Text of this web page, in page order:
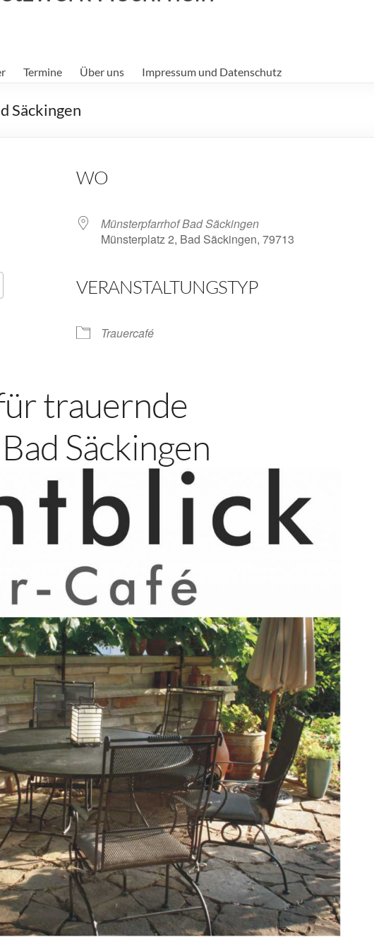
Termine Über uns Impressum und Datenschutz
Säckingen
WO
Münsterpfarrhof Bad Säckingen
Münsterplatz 2, Bad Säckingen, 79713
VERANSTALTUNGSTYP
Trauercafé
trauernde
Säckingen